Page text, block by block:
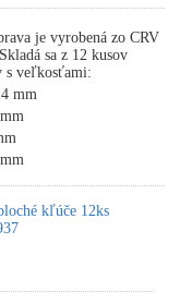
je vyrobená zo CRV
sa z 12 kusov
s veľkosťami:
mm
kľúče 12ks